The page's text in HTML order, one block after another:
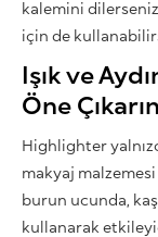
kalemini
için de
Işık ve
Öne Çıkarın
Highlighter
makyaj malzemesi
burun ucunda,
kullanarak